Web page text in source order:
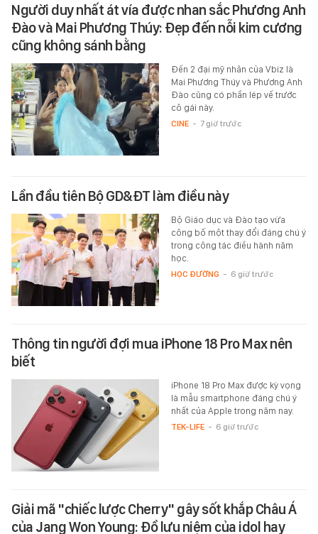
Người duy nhất át vía được nhan sắc Phương Anh
Đào và Mai Phương Thúy: Đẹp đến nỗi kim cương
cũng không sánh bằng
Đến 2 đại mỹ nhân của Vbiz là
Mai Phương Thúy và Phương Anh
Đào cũng có phần lép vế trước
cô gái này.
CINE - 7 giờ trước
Lần đầu tiên Bộ GD&ĐT làm điều này
Bộ Giáo dục và Đào tạo vừa
công bố một thay đổi đáng chú ý
trong công tác điều hành năm
học.
HỌC ĐƯỜNG - 6 giờ trước
Thông tin người đợi mua iPhone 18 Pro Max nên
biết
iPhone 18 Pro Max được kỳ vọng
là mẫu smartphone đáng chú ý
nhất của Apple trong năm nay.
TEK-LIFE - 6 giờ trước
Giải mã "chiếc lược Cherry" gây sốt khắp Châu Á
của Jang Won Young: Đồ lưu niệm của idol hay